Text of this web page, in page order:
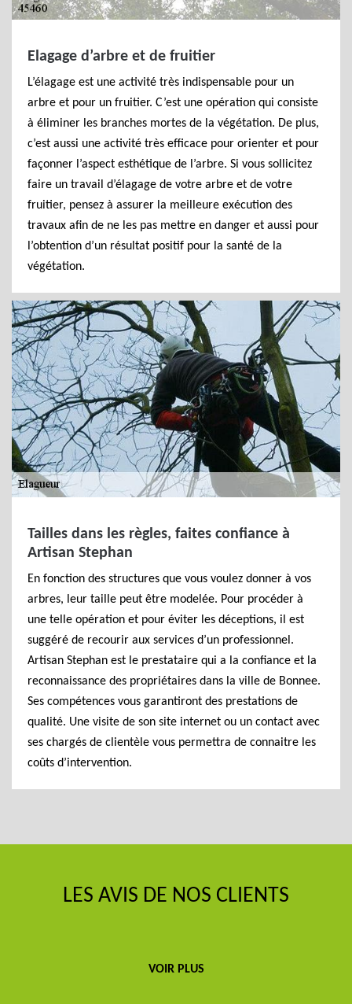
Elagage d’arbre et de fruitier
L’élagage est une activité très indispensable pour un
arbre et pour un fruitier. C’est une opération qui consiste
à éliminer les branches mortes de la végétation. De plus,
c’est aussi une activité très efficace pour orienter et pour
façonner l’aspect esthétique de l’arbre. Si vous sollicitez
faire un travail d’élagage de votre arbre et de votre
fruitier, pensez à assurer la meilleure exécution des
travaux afin de ne les pas mettre en danger et aussi pour
l’obtention d’un résultat positif pour la santé de la
végétation.
Tailles dans les règles, faites confiance à
Artisan Stephan
En fonction des structures que vous voulez donner à vos
arbres, leur taille peut être modelée. Pour procéder à
une telle opération et pour éviter les déceptions, il est
suggéré de recourir aux services d’un professionnel.
Artisan Stephan est le prestataire qui a la confiance et la
reconnaissance des propriétaires dans la ville de Bonnee.
Ses compétences vous garantiront des prestations de
qualité. Une visite de son site internet ou un contact avec
ses chargés de clientèle vous permettra de connaitre les
coûts d’intervention.
LES AVIS DE NOS CLIENTS
VOIR PLUS